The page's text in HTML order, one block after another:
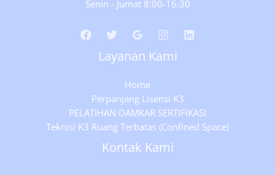
Senin - Jumat 8:00-16:30
Layanan Kami
Home
Perpanjang Lisensi K3
PELATIHAN DAMKAR SERTIFIKASI
Teknisi K3 Ruang Terbatas (Confined Space)
Kontak Kami